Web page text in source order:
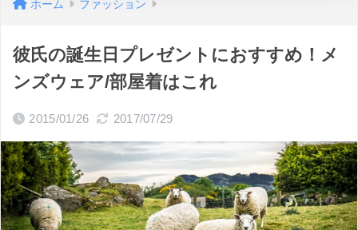
ホーム ファッション
彼氏の誕生日プレゼントにおすすめ！メ
ンズウェア/部屋着はこれ
2015/01/26 2017/07/29